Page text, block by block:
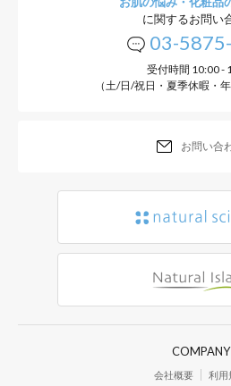
に関するお問い
03-
受付時間 10:00 -
（土/日/祝日・夏季休暇・
お問い合
COMPANY
会社概要
利用